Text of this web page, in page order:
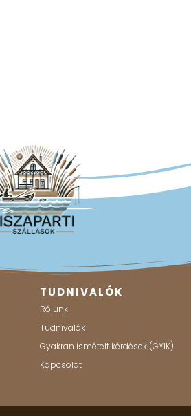
TUDNIVALÓK
Rólunk
Tudnivalók
Gyakran ismételt kérdések (GYIK)
Kapcsolat